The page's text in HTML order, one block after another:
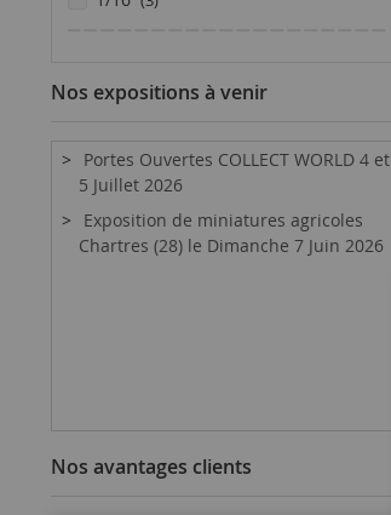
Nos expositions à venir
Portes Ouvertes COLLECT WORLD 4 et
5 Juillet 2026
Exposition de miniatures agricoles
Chartres (28) le Dimanche 7 Juin 2026
Nos avantages clients